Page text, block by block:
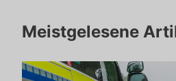
Meistgelesene